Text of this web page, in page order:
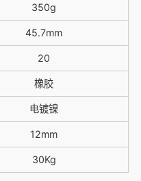
350g
45.7mm
20
橡胶
电镀镍
12mm
30Kg